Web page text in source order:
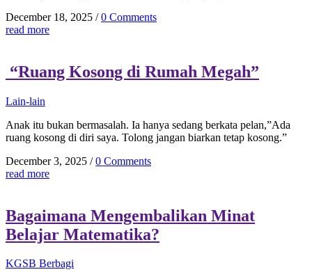
December 18, 2025 / 0 Comments
read more
“Ruang Kosong di Rumah Megah”
Lain-lain
Anak itu bukan bermasalah. Ia hanya sedang berkata pelan,”Ada
ruang kosong di diri saya. Tolong jangan biarkan tetap kosong.”
December 3, 2025 / 0 Comments
read more
Bagaimana Mengembalikan Minat
Belajar Matematika?
KGSB Berbagi